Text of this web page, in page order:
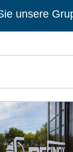
unsere